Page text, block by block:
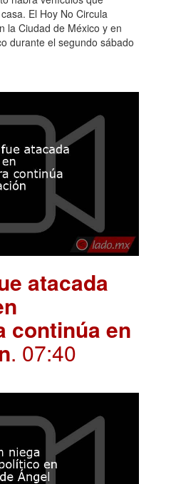
El Hoy No Circula
la Ciudad de México y en
durante el segundo sábado
atacada
continúa en
. 07:40